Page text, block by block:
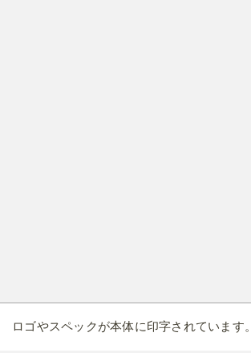
ロゴやスペックが本体に印字されています。